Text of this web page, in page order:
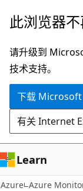
跳
主
要
内
此浏览器不
请升级到
技术支持。
下载
有关 Internet
Learn
Azure Azure